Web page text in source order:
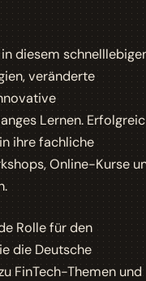
diesem
veränderte
Lernen.
ihre fachliche
Online-Kurse
Rolle für den
die Deutsche
FinTech-Themen und